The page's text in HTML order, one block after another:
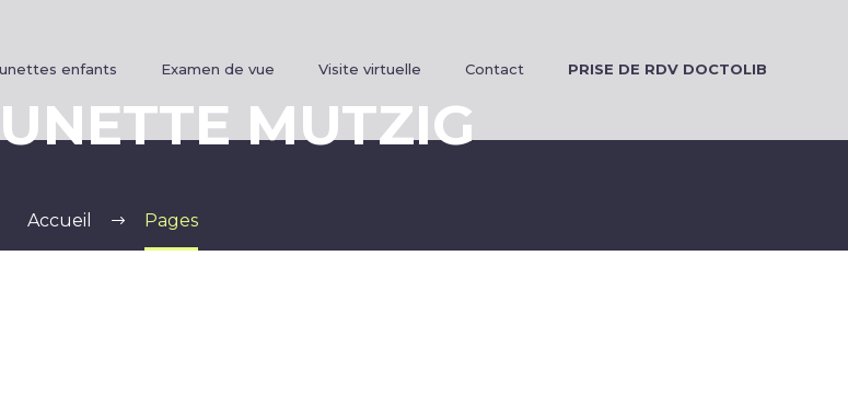
enfants Examen de vue Visite virtuelle Contact PRISE DE RDV DOCTOLIB
MUTZIG
Accueil Pages